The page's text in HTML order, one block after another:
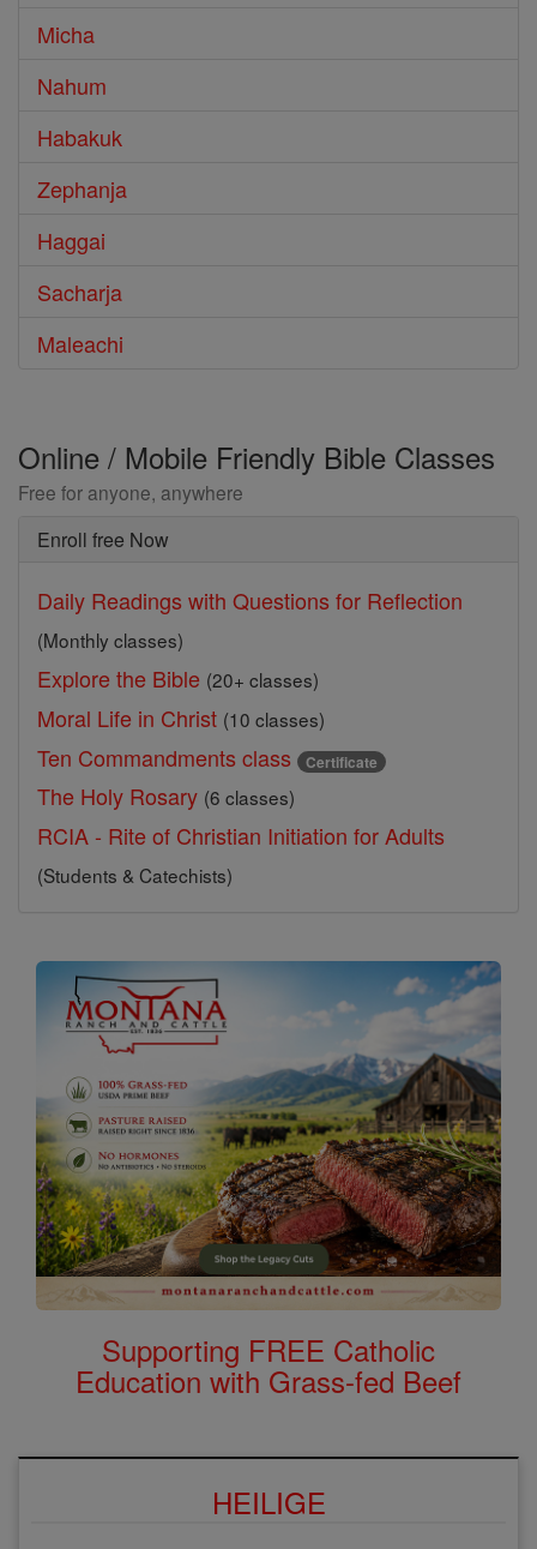
Micha
Nahum
Habakuk
Zephanja
Haggai
Sacharja
Maleachi
Online / Mobile Friendly Bible Classes
Free for anyone, anywhere
Enroll free Now
Daily Readings with Questions for Reflection
(Monthly classes)
Explore the Bible (20+ classes)
Moral Life in Christ (10 classes)
Ten Commandments class Certificate
The Holy Rosary (6 classes)
RCIA - Rite of Christian Initiation for Adults
(Students & Catechists)
Supporting FREE Catholic
Education with Grass-fed Beef
HEILIGE